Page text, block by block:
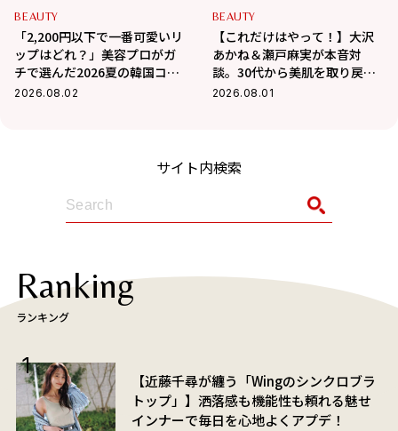
BEAUTY
「2,200円以下で一番可愛いリ
ップはどれ？」美容プロがガ
チで選んだ2026夏の韓国コス
メ3選
2026.08.02
BEAUTY
【これだけはやって！】大沢
あかね＆瀬戸麻実が本音対
談。30代から美肌を取り戻す
スキンケアの正解
2026.08.01
サイト内検索
Ranking
ランキング
【近藤千尋が纏う「Wingのシンクロブラ
トップ」】洒落感も機能性も頼れる魅せ
インナーで毎日を心地よくアプデ！